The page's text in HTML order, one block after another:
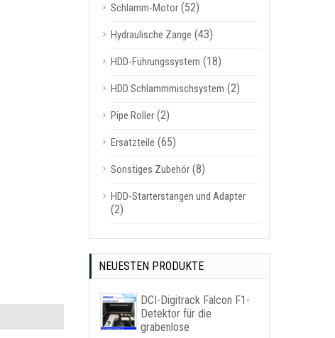
Schlamm-Motor(52)
Hydraulische Zange (43)
HDD-Führungssystem (18)
HDD Schlammmischsystem (2)
Pipe Roller(2)
Ersatzteile (65)
Sonstiges Zubehör(8)
HDD-Starterstangen und Adapter
(2)
NEUESTEN PRODUKTE
DCI-Digitrack Falcon F1-
Detektor für die
grabenlose